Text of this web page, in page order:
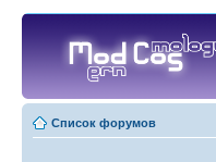
Список форумов